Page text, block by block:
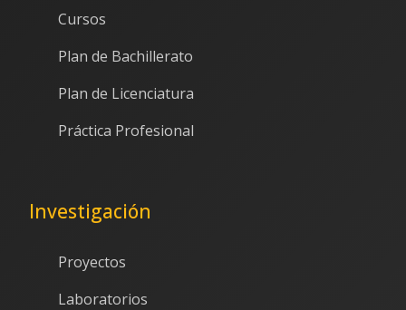
Cursos
Plan de Bachillerato
Plan de Licenciatura
Práctica Profesional
Investigación
Proyectos
Laboratorios